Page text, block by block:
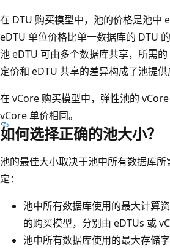
在 DTU 购买模型中，池的价格是池中
eDTU 单位价格比单一数据库的 DTU
池 eDTU 可由多个数据库共享，所需
定价和 eDTU 共享的差异构成了池提供
在 vCore 购买模型中，弹性池的
vCore 单价相同。
如何选择正确的池大小？
池的最佳大小取决于池中所有数据库
定：
池中所有数据库使用的最大计算
的购买模型，分别由 eDTUs 或
池中所有数据库使用的最大存储字